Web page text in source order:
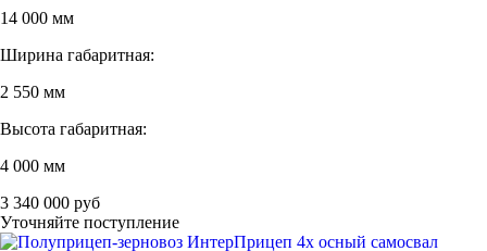
14 000 мм
Ширина габаритная:
2 550 мм
Высота габаритная:
4 000 мм
3 340 000 руб
Уточняйте поступление